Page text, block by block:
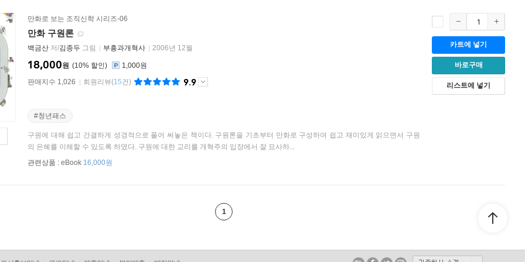
만화로 보는 조직신학 시리즈-06
만화 구원론
백금산 저/김종두 그림 부흥과개혁사 2006년 12월
10%
18,000원
1,000원
판매지수 1,026
회원리뷰(15건) 9.9
#청년패스
구원에 대해 쉽고 간결하게 성경적으로 풀어 써놓은 책이다. 구원론을 기초부터 만화로 구성하여 쉽고 재미있게 읽으면서 구원
의 은혜를 이해할 수 있도록 하였다. 구원에 대한 교리를 개혁주의 입장에서 잘 묘사하...
관련상품 : eBook 16,000원
카트에 넣기
바로구매
리스트에 넣기
1